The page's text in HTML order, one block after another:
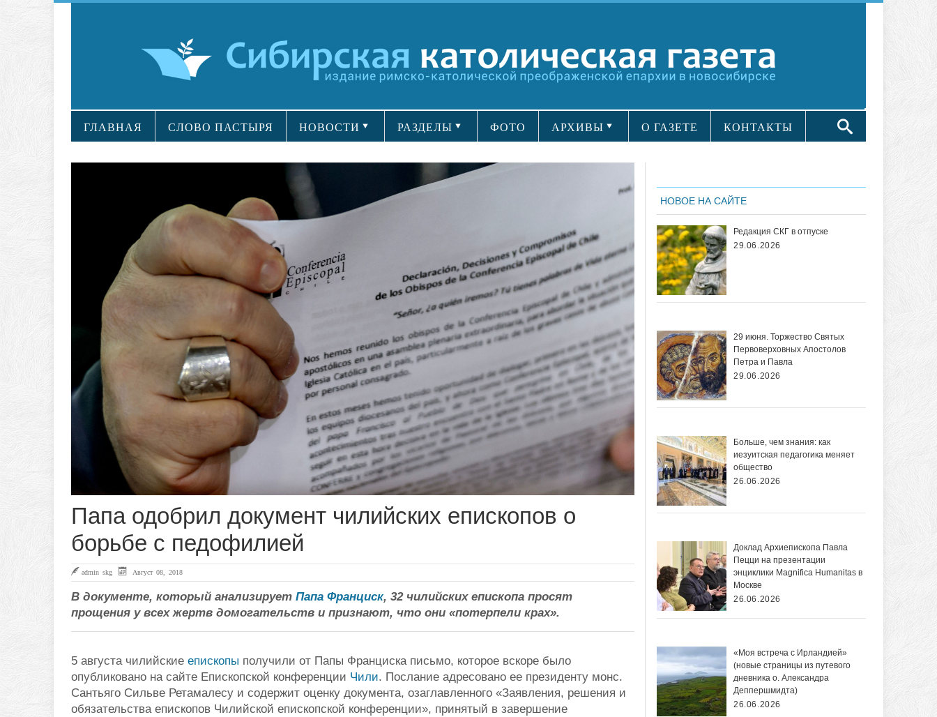
ГЛАВНАЯ СЛОВО ПАСТЫРЯ НОВОСТИ РАЗДЕЛЫ ФОТО АРХИВЫ О ГАЗЕТЕ КОНТАКТЫ
Папа одобрил документ чилийских епископов о
борьбе с педофилией
admin skg Август 08, 2018
В документе, который анализирует Папа Франциск, 32 чилийских епископа просят
прощения у всех жертв домогательств и признают, что они «потерпели крах».
5 августа чилийские епископы получили от Папы Франциска письмо, которое вскоре было
опубликовано на сайте Епископской конференции Чили. Послание адресовано ее президенту монс.
Сантьяго Сильве Ретамалесу и содержит оценку документа, озаглавленного «Заявления, решения и
обязательства епископов Чилийской епископской конференции», принятый в завершение
НОВОЕ НА САЙТЕ
Редакция СКГ в отпуске
29.06.2026
29 июня. Торжество Святых
Первоверховных Апостолов
Петра и Павла
29.06.2026
Больше, чем знания: как
иезуитская педагогика меняет
общество
26.06.2026
Доклад Архиепископа Павла
Пецци на презентации
энциклики Magnifica Нumanitas в
Москве
26.06.2026
«Моя встреча с Ирландией»
(новые страницы из путевого
дневника о. Александра
Деппершмидта)
26.06.2026